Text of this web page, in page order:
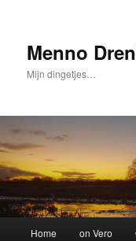
Menno
Mijn dingetjes…
Home on Vero